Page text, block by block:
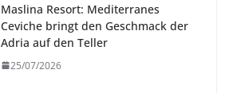
Maslina Resort: Mediterranes
Ceviche bringt den Geschmack der
Adria auf den Teller
25/07/2026